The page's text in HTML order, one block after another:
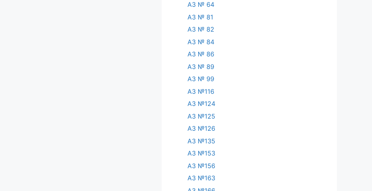
АЗ № 64
АЗ № 81
АЗ № 82
АЗ № 84
АЗ № 86
АЗ № 89
АЗ № 99
АЗ №116
АЗ №124
АЗ №125
АЗ №126
АЗ №135
АЗ №153
АЗ №156
АЗ №163